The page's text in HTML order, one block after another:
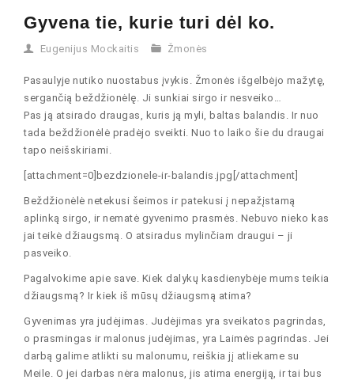
Gyvena tie, kurie turi dėl ko.
Eugenijus Mockaitis Žmonės
Pasaulyje nutiko nuostabus įvykis. Žmonės išgelbėjo mažytę,
sergančią beždžionėlę. Ji sunkiai sirgo ir nesveiko…
Pas ją atsirado draugas, kuris ją myli, baltas balandis. Ir nuo
tada beždžionėlė pradėjo sveikti. Nuo to laiko šie du draugai
tapo neišskiriami.
[attachment=0]bezdzionele-ir-balandis.jpg[/attachment]
Beždžionėlė netekusi šeimos ir patekusi į nepažįstamą
aplinką sirgo, ir nematė gyvenimo prasmės. Nebuvo nieko kas
jai teikė džiaugsmą. O atsiradus mylinčiam draugui – ji
pasveiko.
Pagalvokime apie save. Kiek dalykų kasdienybėje mums teikia
džiaugsmą? Ir kiek iš mūsų džiaugsmą atima?
Gyvenimas yra judėjimas. Judėjimas yra sveikatos pagrindas,
o prasmingas ir malonus judėjimas, yra Laimės pagrindas. Jei
darbą galime atlikti su malonumu, reiškia jį atliekame su
Meile. O jei darbas nėra malonus, jis atima energiją, ir tai bus